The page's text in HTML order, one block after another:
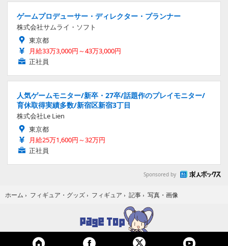
ゲームプロデューサー・ディレクター・プランナー
株式会社サムライ・ソフト
東京都
月給33万3,000円～43万3,000円
正社員
人気ゲームモニター/新卒・27卒/話題作のプレイモニター/
育休取得実績多数/新宿区新宿3丁目
株式会社Le Lien
東京都
月給25万1,600円～32万円
正社員
Sponsored by
ホーム › フィギュア・グッズ › フィギュア › 記事 › 写真・画像